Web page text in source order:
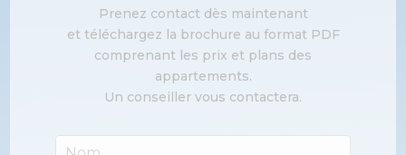
Prenez contact dès maintenant
et téléchargez la brochure au format PDF
comprenant les prix et plans des
appartements.
Un conseiller vous contactera.
Le